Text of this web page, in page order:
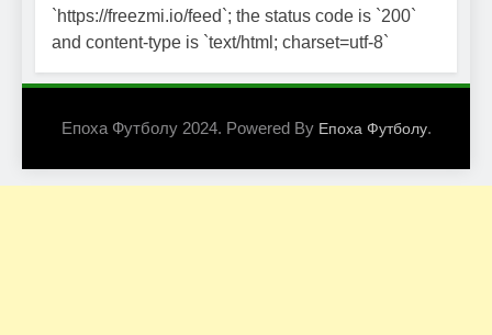
`https://freezmi.io/feed`; the status code is `200`
and content-type is `text/html; charset=utf-8`
Епоха Футболу 2024. Powered By Епоха Футболу.